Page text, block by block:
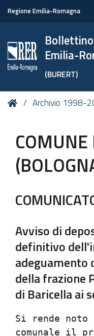
Regione Emilia-Romagna
Emilia-
(BURERT)
Tu HomeArchivio 1998-
Avviso di
definitivo
adeguamento
della frazione
di Baricella ai
Si rende
comunale